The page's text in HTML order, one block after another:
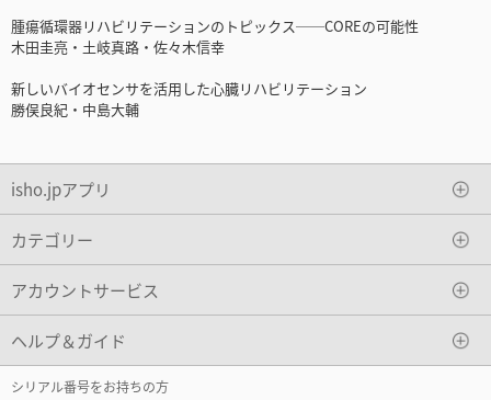
腫瘍循環器リハビリテーションのトピックス──COREの可能性
木田圭亮・土岐真路・佐々木信幸
新しいバイオセンサを活用した心臓リハビリテーション
勝俣良紀・中島大輔
isho.jpアプリ
カテゴリー
アカウントサービス
ヘルプ＆ガイド
シリアル番号をお持ちの方